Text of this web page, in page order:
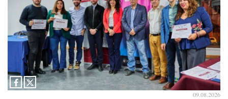
09.08.2026